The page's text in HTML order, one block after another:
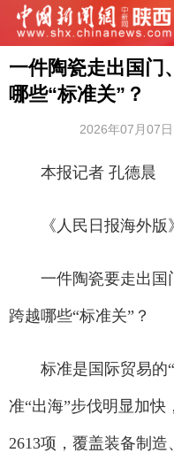
一件陶瓷走出国门
哪些“标准关”？
2026年07月07
本报记者 孔德晨
《人民日报海外版》
一件陶瓷要走出国
跨越哪些“标准关”？
标准是国际贸易的“
准“出海”步伐明显加快
2613项，覆盖装备制